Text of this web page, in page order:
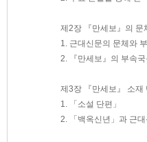
제2장 『만세보』의 문
1. 근대신문의 문체와
2. 『만세보』의 부속
제3장 『만세보』 소
1. 「소설 단편」
2. 「백옥신년」과 근